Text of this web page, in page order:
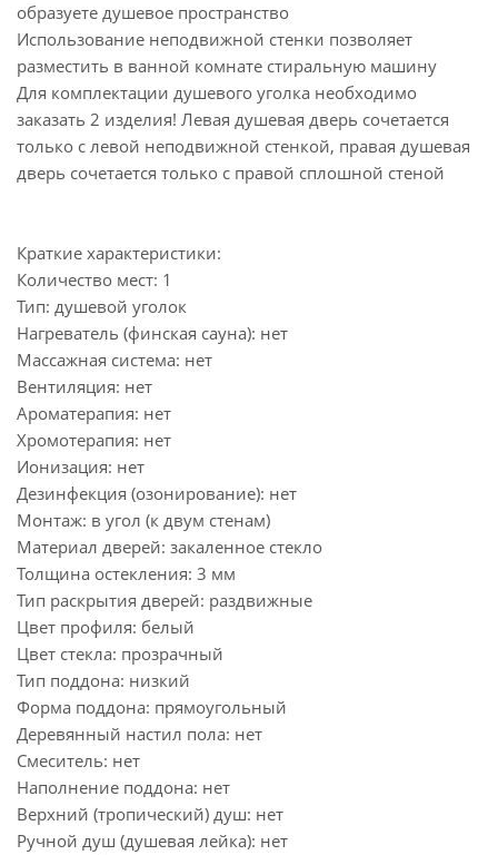
образуете душевое пространство
Использование неподвижной стенки позволяет
разместить в ванной комнате стиральную машину
Для комплектации душевого уголка необходимо
заказать 2 изделия! Левая душевая дверь сочетается
только с левой неподвижной стенкой, правая душевая
дверь сочетается только с правой сплошной стеной
Краткие характеристики:
Количество мест: 1
Тип: душевой уголок
Нагреватель (финская сауна): нет
Массажная система: нет
Вентиляция: нет
Ароматерапия: нет
Хромотерапия: нет
Ионизация: нет
Дезинфекция (озонирование): нет
Монтаж: в угол (к двум стенам)
Материал дверей: закаленное стекло
Толщина остекления: 3 мм
Тип раскрытия дверей: раздвижные
Цвет профиля: белый
Цвет стекла: прозрачный
Тип поддона: низкий
Форма поддона: прямоугольный
Деревянный настил пола: нет
Смеситель: нет
Наполнение поддона: нет
Верхний (тропический) душ: нет
Ручной душ (душевая лейка): нет